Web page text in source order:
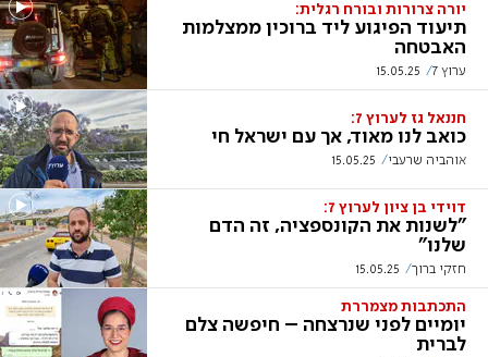
יורה צרורות ובורח רגלית:
תיעוד הפיגוע ליד ברוכין ממצלמות
האבטחה
ערוץ 7 15.05.25
חננאל גז לערוץ 7:
כואב לנו מאוד, אך עם ישראל חי
אוהביה שרעבי 15.05.25
דוידי בן ציון לערוץ 7:
"לשנות את הקונספציה, זה הדם
שלנו"
חזקי ברוך 15.05.25
התכתבות מצמררת
יומיים לפני שנרצחה – חיפשה צלם
לברית